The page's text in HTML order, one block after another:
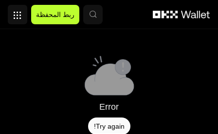
ربط المحفظة
Error
Try again!